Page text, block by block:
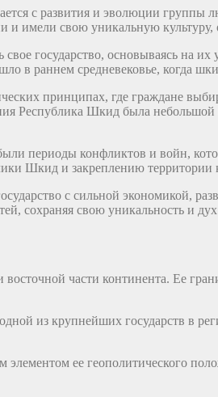
с развития и эволюции
и имели свою уникальную
государство, основываясь на
в раннем средневековье, когда
принципах, где граждане
Республика Шкид была
периоды конфликтов и войн,
Шкид и закреплению территории
с сильной экономикой,
сохраняя свою уникальность и
части континента. Ее
из крупнейших государств в
ее геополитического